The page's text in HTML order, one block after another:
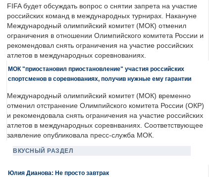
FIFA будет обсуждать вопрос о снятии запрета на участие
российских команд в международных турнирах. Накануне
Международный олимпийский комитет (МОК) отменил
ограничения в отношении Олимпийского комитета России и
рекомендовал снять ограничения на участие российских
атлетов в международных соревнованиях.
МОК "приостановил приостановление" участия российских
спортсменов в соревнованиях, получив нужные ему гарантии
Международный олимпийский комитет (МОК) временно
отменил отстранение Олимпийского комитета России (ОКР)
и рекомендовала снять ограничения на участие российских
атлетов в международных соревнваниях. Соответствующее
заявление опубликовала пресс-служба МОК.
ВКУСНЫЙ РАЗДЕЛ
Юлия Дианова: Не просто завтрак